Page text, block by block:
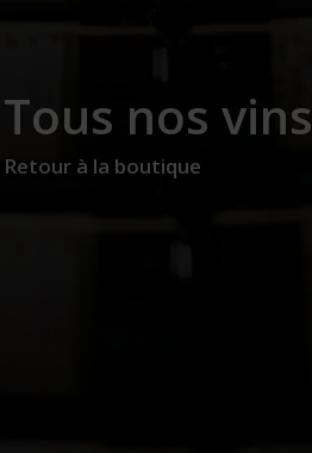
Tous nos vins
Retour à la boutique